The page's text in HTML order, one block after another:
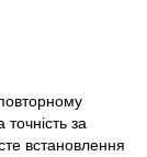
за
встановлення